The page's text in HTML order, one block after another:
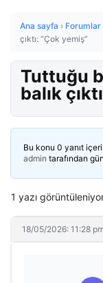
Ana sayfa › Forumlar
çıktı: “Çok yemiş”
Tuttuğu
balık
Bu konu 0 yanıt
admin tarafından
1 yazı
18/05/2026: 11:28